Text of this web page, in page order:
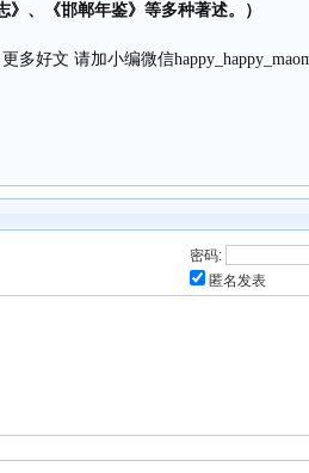
》、《邯郸年鉴》等多种著述。）
更多好文 请加小编微信
密码:
匿名发表